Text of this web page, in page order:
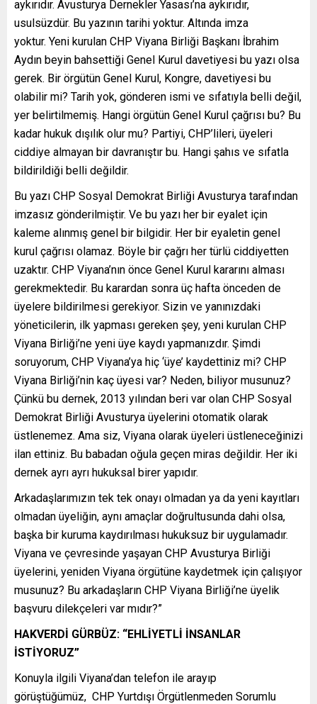
aykırıdır. Avusturya Dernekler Yasası’na aykırıdır,
usulsüzdür. Bu yazının tarihi yoktur. Altında imza
yoktur. Yeni kurulan CHP Viyana Birliği Başkanı İbrahim
Aydın beyin bahsettiği Genel Kurul davetiyesi bu yazı olsa
gerek. Bir örgütün Genel Kurul, Kongre, davetiyesi bu
olabilir mi? Tarih yok, gönderen ismi ve sıfatıyla belli değil,
yer belirtilmemiş. Hangi örgütün Genel Kurul çağrısı bu? Bu
kadar hukuk dışılık olur mu? Partiyi, CHP’lileri, üyeleri
ciddiye almayan bir davranıştır bu. Hangi şahıs ve sıfatla
bildirildiği belli değildir.
Bu yazı CHP Sosyal Demokrat Birliği Avusturya tarafından
imzasız gönderilmiştir. Ve bu yazı her bir eyalet için
kaleme alınmış genel bir bilgidir. Her bir eyaletin genel
kurul çağrısı olamaz. Böyle bir çağrı her türlü ciddiyetten
uzaktır. CHP Viyana’nın önce Genel Kurul kararını alması
gerekmektedir. Bu karardan sonra üç hafta önceden de
üyelere bildirilmesi gerekiyor. Sizin ve yanınızdaki
yöneticilerin, ilk yapması gereken şey, yeni kurulan CHP
Viyana Birliği’ne yeni üye kaydı yapmanızdır. Şimdi
soruyorum, CHP Viyana’ya hiç ‘üye’ kaydettiniz mi? CHP
Viyana Birliği’nin kaç üyesi var? Neden, biliyor musunuz?
Çünkü bu dernek, 2013 yılından beri var olan CHP Sosyal
Demokrat Birliği Avusturya üyelerini otomatik olarak
üstlenemez. Ama siz, Viyana olarak üyeleri üstleneceğinizi
ilan ettiniz. Bu babadan oğula geçen miras değildir. Her iki
dernek ayrı ayrı hukuksal birer yapıdır.
Arkadaşlarımızın tek tek onayı olmadan ya da yeni kayıtları
olmadan üyeliğin, aynı amaçlar doğrultusunda dahi olsa,
başka bir kuruma kaydırılması hukuksuz bir uygulamadır.
Viyana ve çevresinde yaşayan CHP Avusturya Birliği
üyelerini, yeniden Viyana örgütüne kaydetmek için çalışıyor
musunuz? Bu arkadaşların CHP Viyana Birliği’ne üyelik
başvuru dilekçeleri var mıdır?”
HAKVERDİ GÜRBÜZ: “EHLİYETLİ İNSANLAR
İSTİYORUZ”
Konuyla ilgili Viyana’dan telefon ile arayıp
görüştüğümüz, CHP Yurtdışı Örgütlenmeden Sorumlu